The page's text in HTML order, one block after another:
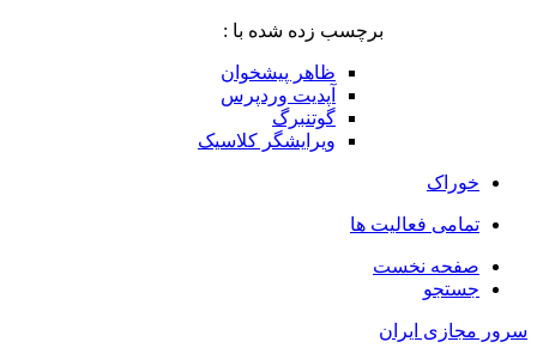
برچسب زده شده با :
ظاهر پیشخوان
آپدیت وردپرس
گوتنبرگ
ویرایشگر کلاسیک
خوراک
تمامی فعالیت ها
صفحه نخست
جستجو
سرور مجازی ایران